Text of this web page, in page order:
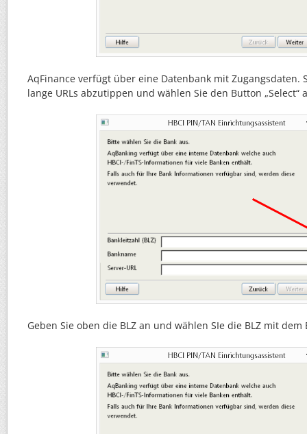
AqFinance verfügt über eine Datenbank mit Zugangsdaten.
lange URLs abzutippen und wählen Sie den Button „Select“
Geben Sie oben die BLZ an und wählen SIe die BLZ mit dem